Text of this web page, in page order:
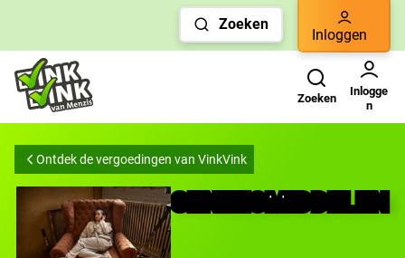
snelle
navigatie
Zoeken
Inloggen
Zoeken
Inlogge
n
Ontdek de vergoedingen van VinkVink
GENEESMIDDELEN